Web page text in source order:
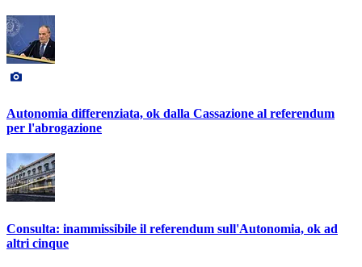
Autonomia differenziata, ok dalla Cassazione al referendum
per l'abrogazione
Consulta: inammissibile il referendum sull'Autonomia, ok ad
altri cinque